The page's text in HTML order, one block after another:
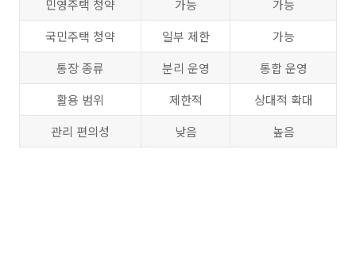
민영주택 청약
가능
가능
국민주택 청약
일부 제한
가능
통장 종류
분리 운영
통합 운영
활용 범위
제한적
상대적 확대
관리 편의성
낮음 높음